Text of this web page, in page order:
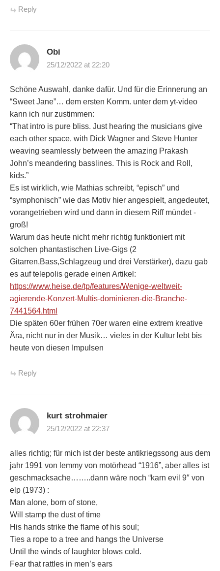
Reply
Obi
25/12/2022 at 22:20
Schöne Auswahl, danke dafür. Und für die Erinnerung an
“Sweet Jane”… dem ersten Komm. unter dem yt-video
kann ich nur zustimmen:
“That intro is pure bliss. Just hearing the musicians give
each other space, with Dick Wagner and Steve Hunter
weaving seamlessly between the amazing Prakash
John’s meandering basslines. This is Rock and Roll,
kids.”
Es ist wirklich, wie Mathias schreibt, “episch” und
“symphonisch” wie das Motiv hier angespielt, angedeutet,
vorangetrieben wird und dann in diesem Riff mündet -
groß!
Warum das heute nicht mehr richtig funktioniert mit
solchen phantastischen Live-Gigs (2
Gitarren,Bass,Schlagzeug und drei Verstärker), dazu gab
es auf telepolis gerade einen Artikel:
https://www.heise.de/tp/features/Wenige-weltweit-
agierende-Konzert-Multis-dominieren-die-Branche-
7441564.html
Die späten 60er frühen 70er waren eine extrem kreative
Ära, nicht nur in der Musik… vieles in der Kultur lebt bis
heute von diesen Impulsen
Reply
kurt strohmaier
25/12/2022 at 22:37
alles richtig; für mich ist der beste antikriegssong aus dem
jahr 1991 von lemmy von motörhead “1916”, aber alles ist
geschmacksache……..dann wäre noch “karn evil 9″ von
elp (1973) :
Man alone, born of stone,
Will stamp the dust of time
His hands strike the flame of his soul;
Ties a rope to a tree and hangs the Universe
Until the winds of laughter blows cold.
Fear that rattles in men’s ears